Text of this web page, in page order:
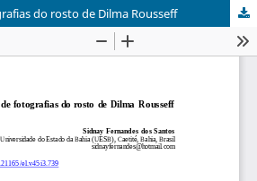
do rosto de Dilma Rousseff